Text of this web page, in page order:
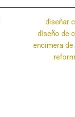
diseñar
diseño de
encimera